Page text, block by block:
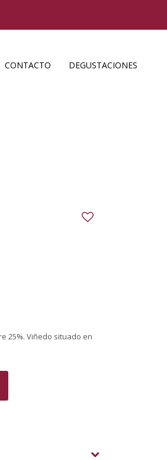
CONTACTO DEGUSTACIONES
25%. Viñedo situado en